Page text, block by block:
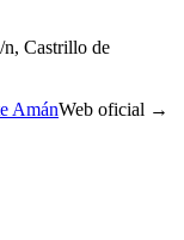
Castrillo de
AmánWeb oficial →